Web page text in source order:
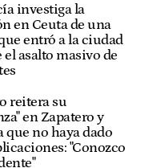
investiga la
en Ceuta de una
entró a la ciudad
asalto masivo de
reitera su
en Zapatero y
que no haya dado
"Conozco